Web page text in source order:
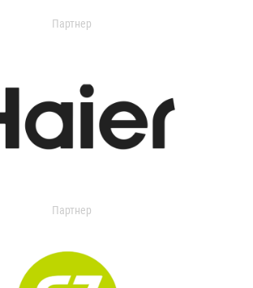
Партнер
Партнер